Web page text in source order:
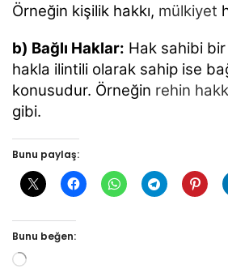
Örneğin kişilik hakkı, mülkiyet
b) Bağlı Haklar: Hak sahibi
hakla ilintili olarak sahip ise
konusudur. Örneğin rehin
gibi.
Bunu paylaş:
Bunu beğen: